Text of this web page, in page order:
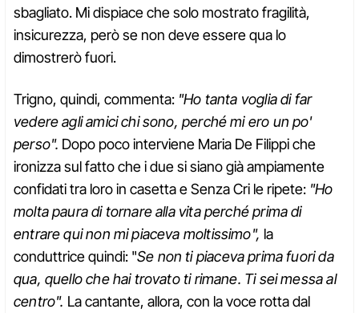
sbagliato. Mi dispiace che solo mostrato fragilità,
insicurezza, però se non deve essere qua lo
dimostrerò fuori.
Trigno, quindi, commenta: "Ho tanta voglia di far
vedere agli amici chi sono, perché mi ero un po'
perso". Dopo poco interviene Maria De Filippi che
ironizza sul fatto che i due si siano già ampiamente
confidati tra loro in casetta e Senza Cri le ripete: "Ho
molta paura di tornare alla vita perché prima di
entrare qui non mi piaceva moltissimo", la
conduttrice quindi: "Se non ti piaceva prima fuori da
qua, quello che hai trovato ti rimane. Ti sei messa al
centro". La cantante, allora, con la voce rotta dal